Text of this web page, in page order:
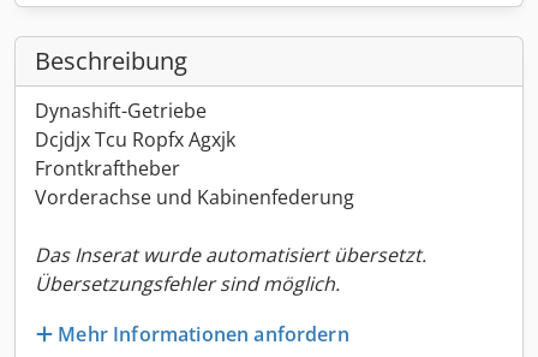
Beschreibung
Dynashift-Getriebe
Dcjdjx Tcu Ropfx Agxjk
Frontkraftheber
Vorderachse und Kabinenfederung
Das Inserat wurde automatisiert übersetzt.
Übersetzungsfehler sind möglich.
Mehr Informationen anfordern